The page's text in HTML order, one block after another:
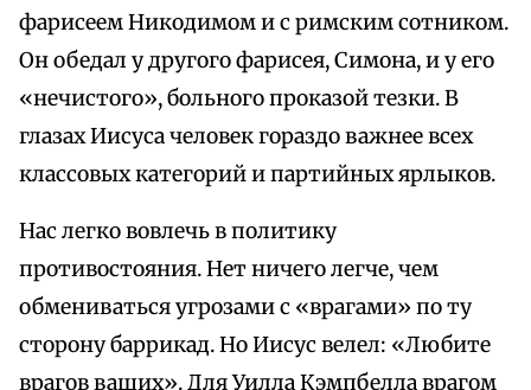
фарисеем Никодимом и с римским сотником.
Он обедал у другого фарисея, Симона, и у его
«нечистого», больного проказой тезки. В
глазах Иисуса человек гораздо важнее всех
классовых категорий и партийных ярлыков.
Нас легко вовлечь в политику
противостояния. Нет ничего легче, чем
обмениваться угрозами с «врагами» по ту
сторону баррикад. Но Иисус велел: «Любите
врагов ваших». Для Уилла Кэмпбелла врагом